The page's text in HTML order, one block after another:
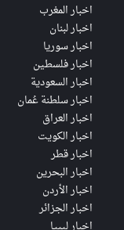
اخبار المغرب
اخبار لبنان
اخبار سوريا
اخبار فلسطين
اخبار السعودية
اخبار سلطنة عُمان
اخبار العراق
اخبار الكويت
اخبار قطر
اخبار البحرين
اخبار الأردن
اخبار الجزائر